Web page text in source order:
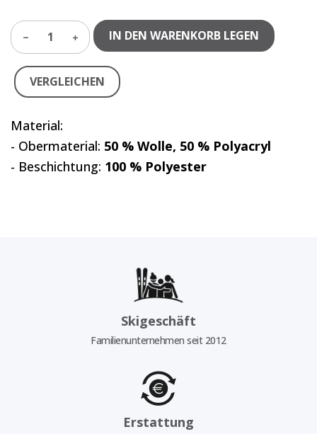
1 IN DEN WARENKORB LEGEN
VERGLEICHEN
Material:
- Obermaterial: 50 % Wolle, 50 % Polyacryl
- Beschichtung: 100 % Polyester
Skigeschäft
Familienunternehmen seit 2012
Erstattung